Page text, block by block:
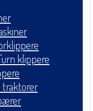
klippere
traktorer